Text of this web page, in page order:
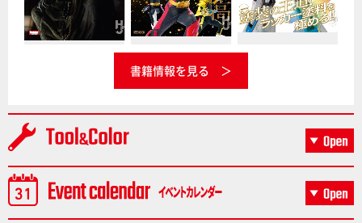
書籍情報を見る